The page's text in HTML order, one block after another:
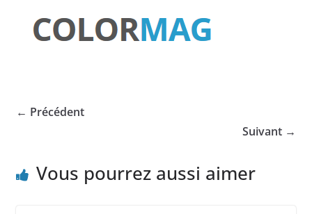
← Précédent
Suivant →
Vous pourrez aussi aimer